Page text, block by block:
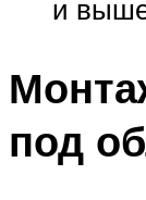
и
под